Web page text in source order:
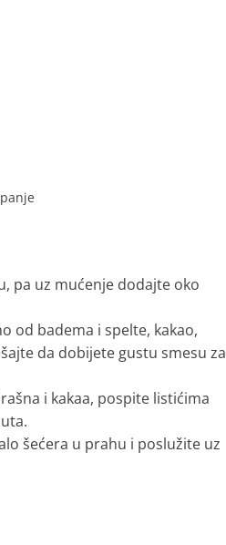
pa uz mućenje dodajte oko
od badema i spelte, kakao,
da dobijete gustu smesu za
i kakaa, pospite listićima
šećera u prahu i poslužite uz